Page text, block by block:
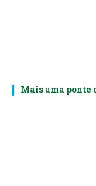
Mais uma ponte